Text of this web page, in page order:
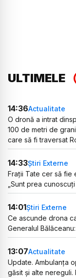
ULTIMELE
14:36Actualitate
O dronă a intrat
100 de metri de
care să fi traversat
14:33Știri Externe
Frații Tate cer să fie
„Sunt prea
14:01Știri Externe
Ce ascunde drona
Generalul
13:07Actualitate
Update. Ambulanța
găsit și alte nereguli.